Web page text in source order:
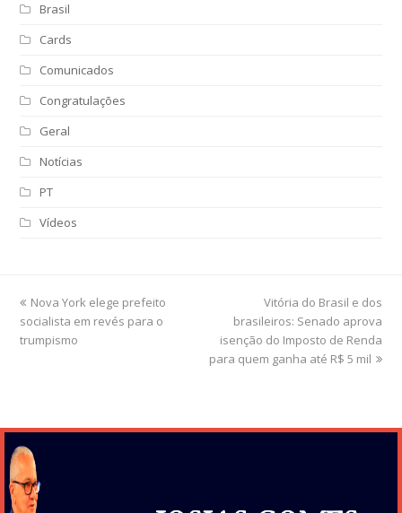
Brasil
Cards
Comunicados
Congratulações
Geral
Notícias
PT
Vídeos
previous
post:
Nova York elege prefeito
socialista em revés para o
trumpismo
next
post:
Vitória do Brasil e dos
brasileiros: Senado aprova
isenção do Imposto de Renda
para quem ganha até R$ 5 mil